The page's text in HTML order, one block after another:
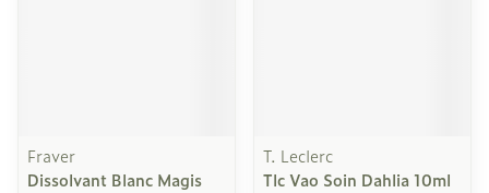
Fraver
Dissolvant Blanc Magis
T. Leclerc
Tlc Vao Soin Dahlia 10ml